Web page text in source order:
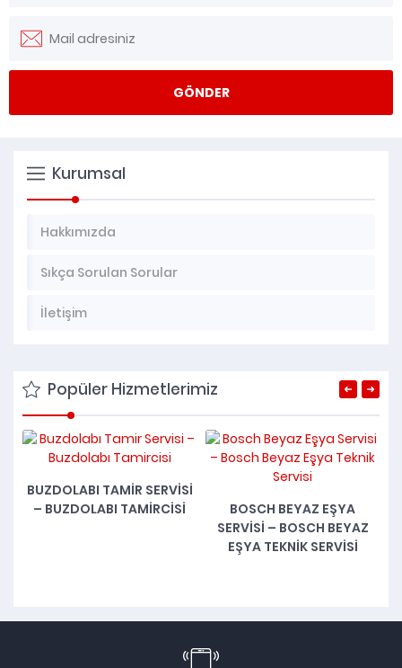
Kurumsal
Hakkımızda
Sıkça Sorulan Sorular
İletişim
Popüler Hizmetlerimiz
BOSCH BEYAZ EŞYA
– ÇAMAŞIR MAKINESI
TAMIRI